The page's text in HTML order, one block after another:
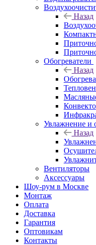
Назад
Обогреватели
Назад
Увлажнение и
Назад
Вентиляторы
Аксессуары
Шоу-рум в Москве
Монтаж
Оплата
Доставка
Гарантия
Оптовикам
Контакты